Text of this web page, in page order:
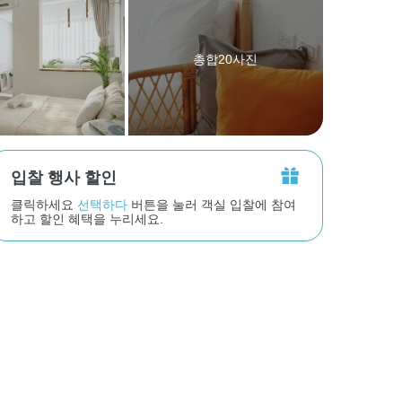
총합20사진
입찰 행사 할인
클릭하세요 선택하다 버튼을 눌러 객실 입찰에 참여
하고 할인 혜택을 누리세요.